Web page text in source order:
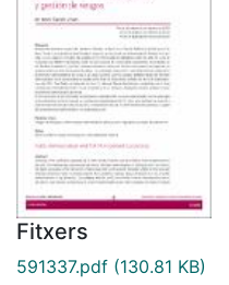
Fitxers
591337.pdf (130.81 KB)